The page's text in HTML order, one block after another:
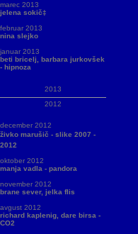
marec 2013
jelena sokič‡
februar 2013
nina slejko
januar 2013
beti bricelj, barbara jurkovšek
- hipnoza
2013
2012
december 2012
živko marušič - slike 2007 -
2012
oktober 2012
manja vadla - pandora
november 2012
brane sever, jelka flis
avgust 2012
richard kaplenig, dare birsa -
CO2